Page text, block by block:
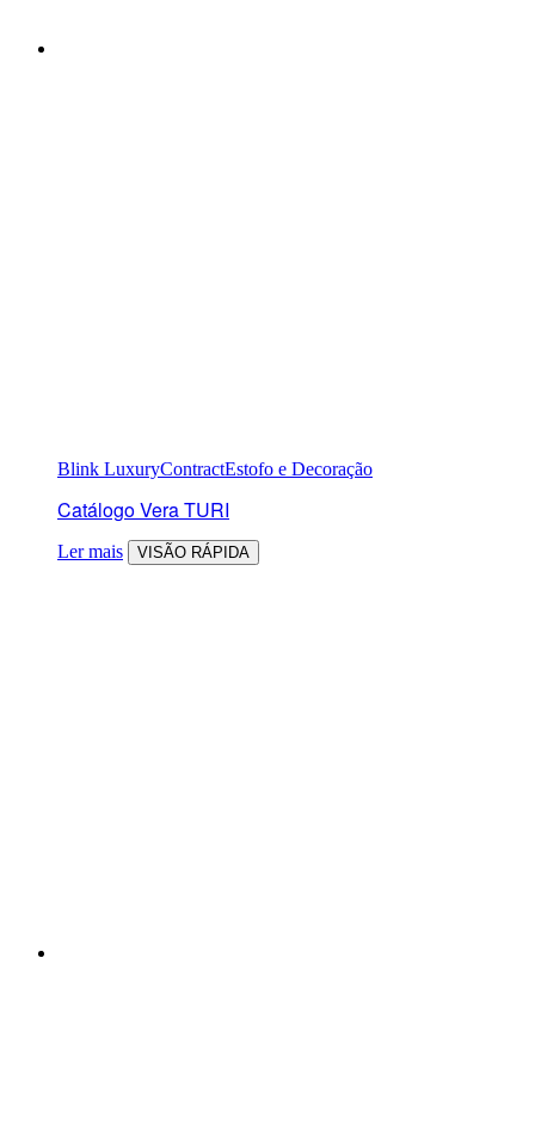
Blink LuxuryContractEstofo e Decoração
Catálogo Vera TURI
Ler mais VISÃO RÁPIDA